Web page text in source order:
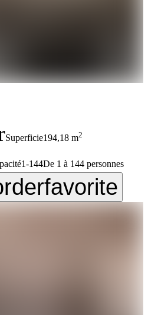
Superficie194,18 m2
1-144De 1 à 144 personnes
favorite